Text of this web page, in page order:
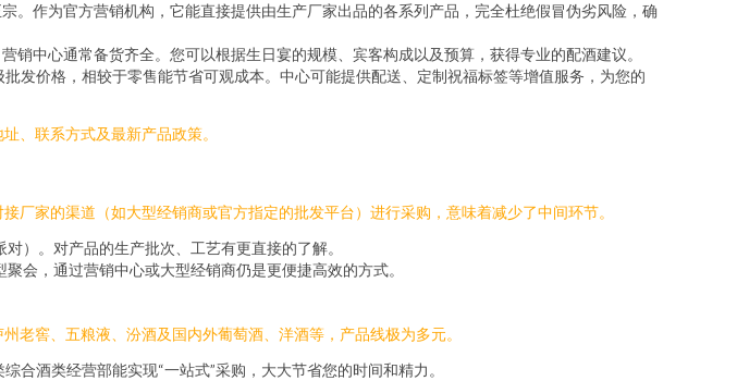
。作为官方营销机构，它能直接提供由生产厂家出品的各系列产品，完全杜绝假冒伪劣风险，确
销中心通常备货齐全。您可以根据生日宴的规模、宾客构成以及预算，获得专业的配酒建议。
发价格，相较于零售能节省可观成本。中心可能提供配送、定制祝福标签等增值服务，为您的
、联系方式及最新产品政策。
家的渠道（如大型经销商或官方指定的批发平台）进行采购，意味着减少了中间环节。
）。对产品的生产批次、工艺有更直接的了解。
会，通过营销中心或大型经销商仍是更便捷高效的方式。
老窖、五粮液、汾酒及国内外葡萄酒、洋酒等，产品线极为多元。
合酒类经营部能实现“一站式”采购，大大节省您的时间和精力。